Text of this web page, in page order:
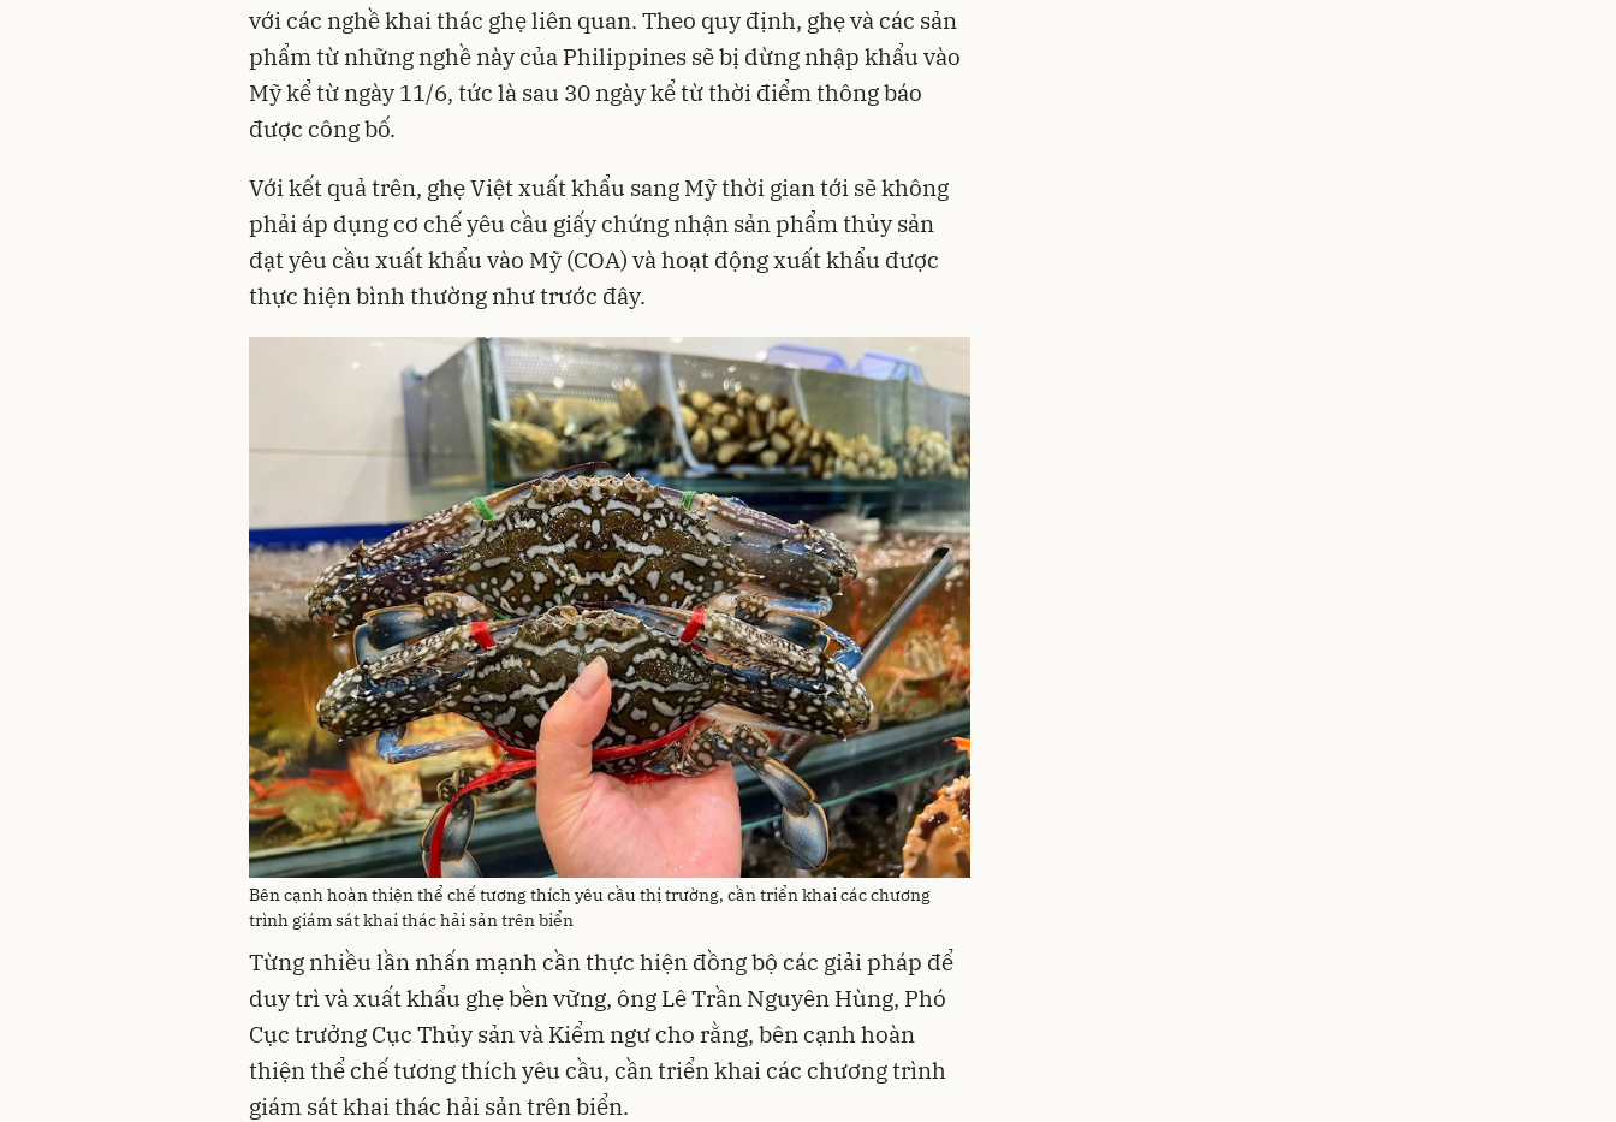
với các nghề khai thác ghẹ liên quan. Theo quy định, ghẹ và các sản
phẩm từ những nghề này của Philippines sẽ bị dừng nhập khẩu vào
Mỹ kể từ ngày 11/6, tức là sau 30 ngày kể từ thời điểm thông báo
được công bố.
Với kết quả trên, ghẹ Việt xuất khẩu sang Mỹ thời gian tới sẽ không
phải áp dụng cơ chế yêu cầu giấy chứng nhận sản phẩm thủy sản
đạt yêu cầu xuất khẩu vào Mỹ (COA) và hoạt động xuất khẩu được
thực hiện bình thường như trước đây.
Bên cạnh hoàn thiện thể chế tương thích yêu cầu thị trường, cần triển khai các chương
trình giám sát khai thác hải sản trên biển
Từng nhiều lần nhấn mạnh cần thực hiện đồng bộ các giải pháp để
duy trì và xuất khẩu ghẹ bền vững, ông Lê Trần Nguyên Hùng, Phó
Cục trưởng Cục Thủy sản và Kiểm ngư cho rằng, bên cạnh hoàn
thiện thể chế tương thích yêu cầu, cần triển khai các chương trình
giám sát khai thác hải sản trên biển.